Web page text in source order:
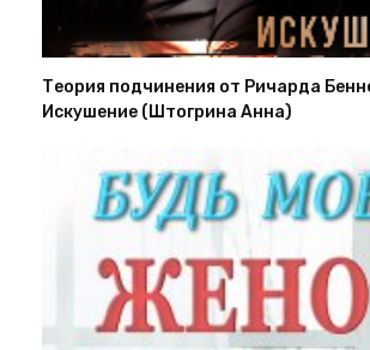
Теория подчинения от Ричарда
Искушение (Штогрина Анна)